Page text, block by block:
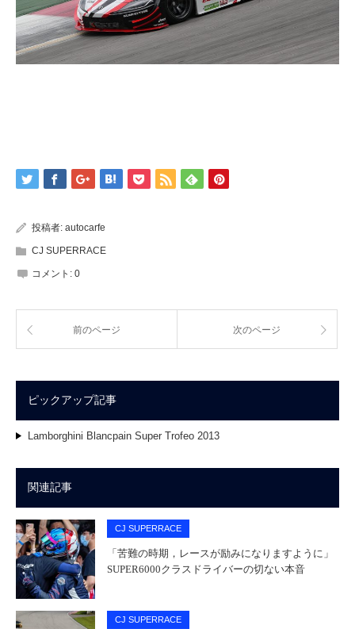
投稿者: autocarfe
CJ SUPERRACE
コメント: 0
前のページ 次のページ
ピックアップ記事
Lamborghini Blancpain Super Trofeo 2013
関連記事
CJ SUPERRACE
「苦難の時期，レースが励みになりますように」
SUPER6000クラスドライバーの切ない本音
CJ SUPERRACE